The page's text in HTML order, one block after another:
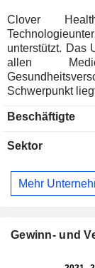
Clover
unterstützt. Das
allen
Schwerpunkt
blieb. Die
ermöglicht, eine
Krankheiten
behandeln.
Erkenntnisse
soll
Beschäftigte
Sektor
Mehr
Gewinn- und